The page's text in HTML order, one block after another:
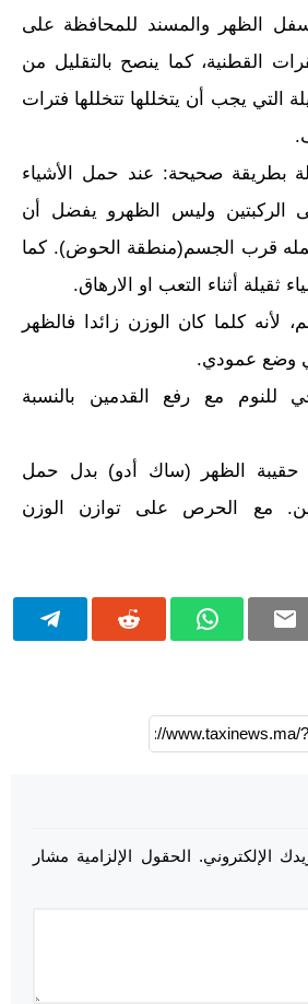
الظهر والمسند للمحافظة على
القطنية، كما ينصح بالتقليل من
التي يجب أن يتخللها تتخللها فترات
بطريقة صحيحة: عند حمل الأشياء
الركبتين وليس الظهرو يفضل أن
قرب الجسم(منطقة الحوض). كما
ثقيلة أثناء التعب او الارهاق.
كلما كان الوزن زائدا فالظهر
وضع عمودي.
للنوم مع رفع القدمين بالنسبة
الظهر (ساك أدو) بدل حمل
مع الحرص على توازن الوزن
الإلكتروني. الحقول الإلزامية مشار